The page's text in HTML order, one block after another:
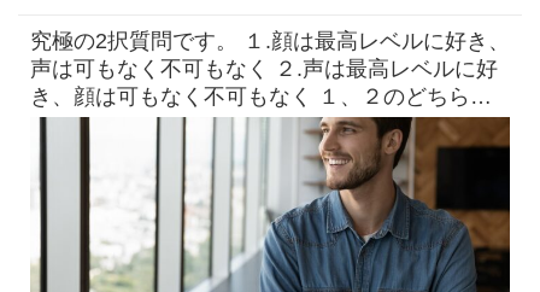
究極の2択質問です。 １.顔は最高レベルに好き、
声は可もなく不可もなく ２.声は最高レベルに好
き、顔は可もなく不可もなく １、２のどちらに
惹かれま